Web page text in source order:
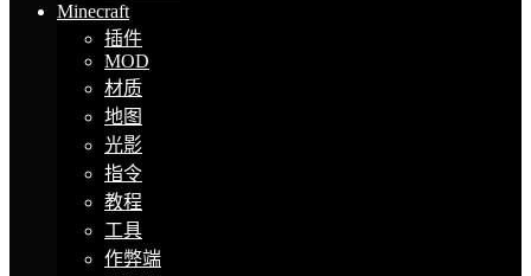
Minecraft
插件
MOD
材质
地图
光影
指令
教程
工具
作弊端